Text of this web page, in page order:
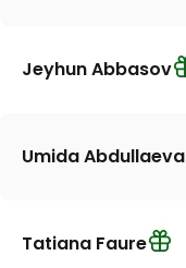
Jeyhun Abbasov
Umida Abdullaeva
Tatiana Faure